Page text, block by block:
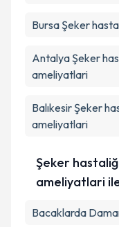
BursaŞeker
AntalyaŞeker
ameliyatlari
BalıkesirŞeker
ameliyatlari
Şeker
ameliyatlari
Bacaklarda Damar